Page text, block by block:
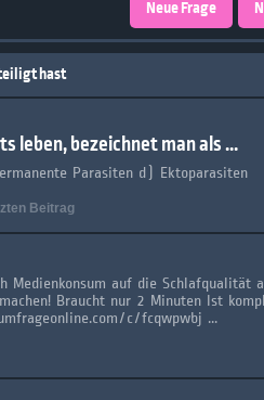
Neue Frage
hast
leben, bezeichnet man als ...
Parasiten d) Ektoparasiten
Beitrag
Medienkonsum auf die Schlafqualität
Braucht nur 2 Minuten Ist
c/fcqwpwbj ...